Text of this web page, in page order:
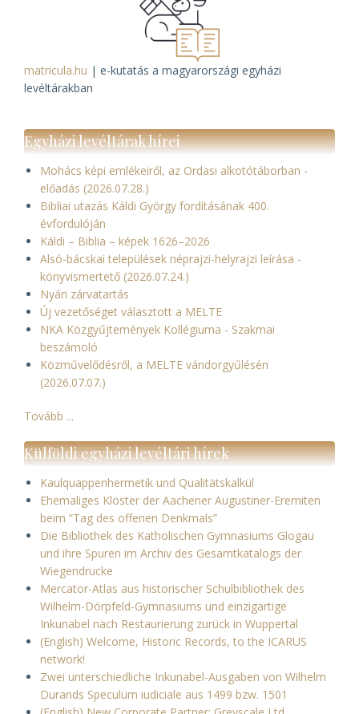
matricula.hu | e-kutatás a magyarországi egyházi
levéltárakban
Egyházi levéltárak hírei
Mohács képi emlékeiről, az Ordasi alkotótáborban -
előadás (2026.07.28.)
Bibliai utazás Káldi György fordításának 400.
évfordulóján
Káldi – Biblia – képek 1626–2026
Alsó-bácskai települések néprajzi-helyrajzi leírása -
könyvismertető (2026.07.24.)
Nyári zárvatartás
Új vezetőséget választott a MELTE
NKA Közgyűjtemények Kollégiuma - Szakmai
beszámoló
Közművelődésről, a MELTE vándorgyűlésén
(2026.07.07.)
Tovább ...
Külföldi egyházi levéltári hírek
Kaulquappenhermetik und Qualitätskalkül
Ehemaliges Kloster der Aachener Augustiner-Eremiten
beim “Tag des offenen Denkmals”
Die Bibliothek des Katholischen Gymnasiums Glogau
und ihre Spuren im Archiv des Gesamtkatalogs der
Wiegendrucke
Mercator-Atlas aus historischer Schulbibliothek des
Wilhelm-Dörpfeld-Gymnasiums und einzigartige
Inkunabel nach Restaurierung zurück in Wuppertal
(English) Welcome, Historic Records, to the ICARUS
network!
Zwei unterschiedliche Inkunabel-Ausgaben von Wilhelm
Durands Speculum iudiciale aus 1499 bzw. 1501